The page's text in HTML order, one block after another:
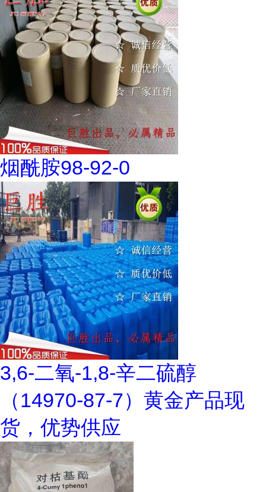
烟酰胺98-92-0
3,6-二氧-1,8-辛二硫醇
（14970-87-7）黄金产品现
货，优势供应